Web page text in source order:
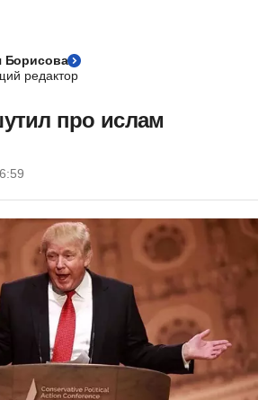
Борисова
редактор
про ислам